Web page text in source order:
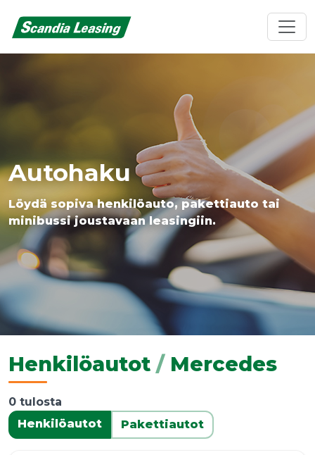
Autohaku
Löydä sopiva henkilöauto, pakettiauto tai
minibussi joustavaan leasingiin.
Henkilöautot /Mercedes
0 tulosta
Henkilöautot
Pakettiautot